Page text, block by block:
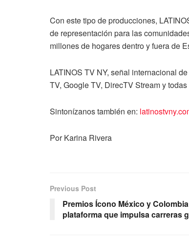
Con este tipo de producciones,
de representación para las
millones de hogares dentro y fuera de
LATINOS TV NY, señal internacional
TV, Google TV, DirecTV Stream y
Sintonízanos también en:
Por Karina Rivera
Previous Post
Premios Ícono México y
plataforma que impulsa carreras